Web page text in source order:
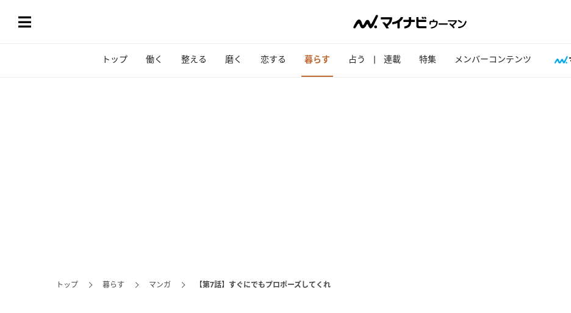
トップ 働く 整える 磨く 恋する 暮らす 占う 連載 特集 メンバーコンテンツ
トップ 暮らす マンガ 【第7話】すぐにでもプロポーズしてくれ